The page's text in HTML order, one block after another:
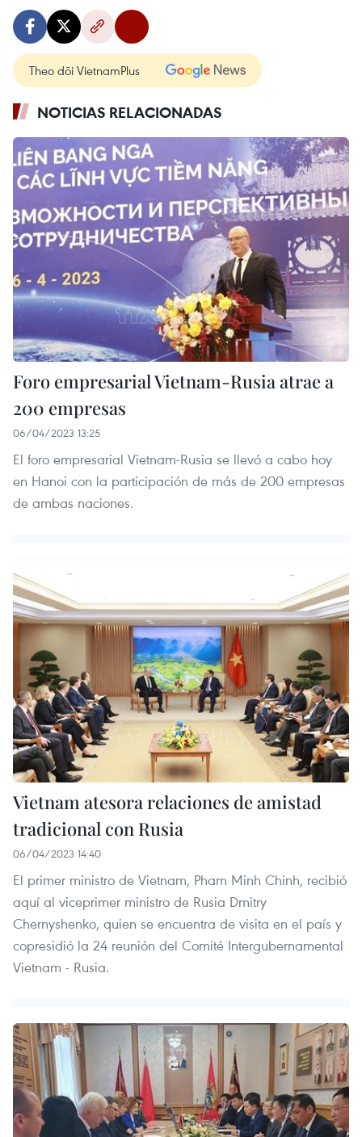
Theo dõi VietnamPlus
NOTICIAS RELACIONADAS
Foro empresarial Vietnam-Rusia atrae a
200 empresas
06/04/2023 13:25
El foro empresarial Vietnam-Rusia se llevó a cabo hoy
en Hanoi con la participación de más de 200 empresas
de ambas naciones.
Vietnam atesora relaciones de amistad
tradicional con Rusia
06/04/2023 14:40
El primer ministro de Vietnam, Pham Minh Chinh, recibió
aquí al viceprimer ministro de Rusia Dmitry
Chernyshenko, quien se encuentra de visita en el país y
copresidió la 24 reunión del Comité Intergubernamental
Vietnam - Rusia.